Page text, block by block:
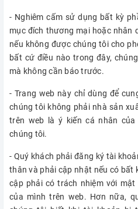
- Nghiêm cấm sử dụng bất kỳ
mục đích thương mại hoặc nhân
nếu không được chúng tôi cho
bất cứ điều nào trong đây,
mà không cần báo trước.
- Trang web này chỉ dùng để
chúng tôi không phải nhà sản
trên web là ý kiến cá nhân
chúng tôi.
- Quý khách phải đăng ký tài
thân và phải cập nhật nếu có
cập phải có trách nhiệm với
của mình trên web. Hơn nữa,